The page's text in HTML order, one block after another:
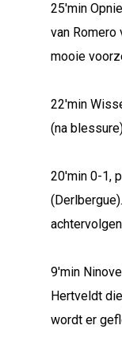
25'min
van Romero
mooie
22'min
(na
20'min 0-1,
9'min
Hertveldt
wordt er